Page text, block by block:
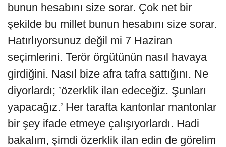
bunun hesabını size sorar. Çok net bir
şekilde bu millet bunun hesabını size sorar.
Hatırlıyorsunuz değil mi 7 Haziran
seçimlerini. Terör örgütünün nasıl havaya
girdiğini. Nasıl bize afra tafra sattığını. Ne
diyorlardı; ’özerklik ilan edeceğiz. Şunları
yapacağız.’ Her tarafta kantonlar mantonlar
bir şey ifade etmeye çalışıyorlardı. Hadi
bakalım, şimdi özerklik ilan edin de görelim